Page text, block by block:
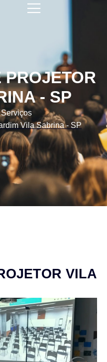
- SP
Serviços
Vila Sabrina - SP
VILA